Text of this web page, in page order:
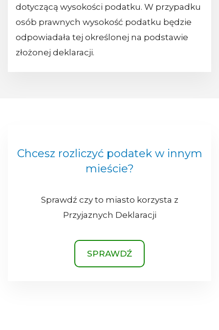
dotyczącą wysokości podatku. W przypadku
osób prawnych wysokość podatku będzie
odpowiadała tej określonej na podstawie
złożonej deklaracji.
Chcesz rozliczyć podatek w innym
mieście?
Sprawdź czy to miasto korzysta z
Przyjaznych Deklaracji
SPRAWDŹ